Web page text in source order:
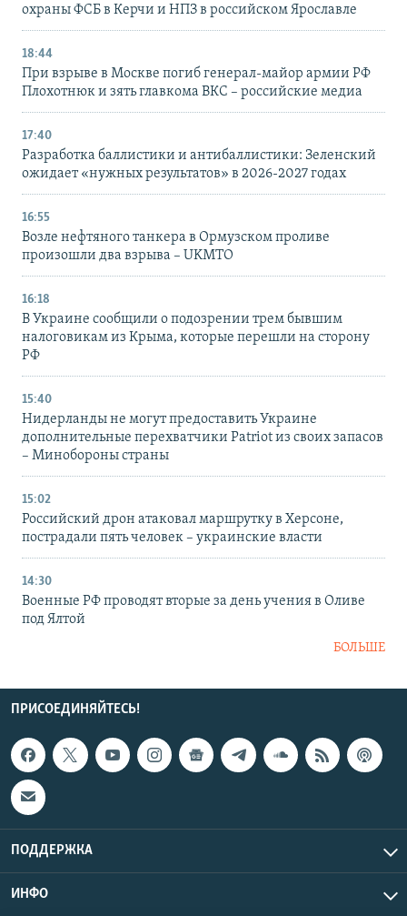
охраны ФСБ в Керчи и НПЗ в российском Ярославле
18:44
При взрыве в Москве погиб генерал-майор армии РФ
Плохотнюк и зять главкома ВКС – российские медиа
17:40
Разработка баллистики и антибаллистики: Зеленский
ожидает «нужных результатов» в 2026-2027 годах
16:55
Возле нефтяного танкера в Ормузском проливе
произошли два взрыва – UKMTO
16:18
В Украине сообщили о подозрении трем бывшим
налоговикам из Крыма, которые перешли на сторону
РФ
15:40
Нидерланды не могут предоставить Украине
дополнительные перехватчики Patriot из своих запасов
– Минобороны страны
15:02
Российский дрон атаковал маршрутку в Херсоне,
пострадали пять человек – украинские власти
14:30
Военные РФ проводят вторые за день учения в Оливе
под Ялтой
БОЛЬШЕ
ПРИСОЕДИНЯЙТЕСЬ!
ПОДДЕРЖКА
ИНФО